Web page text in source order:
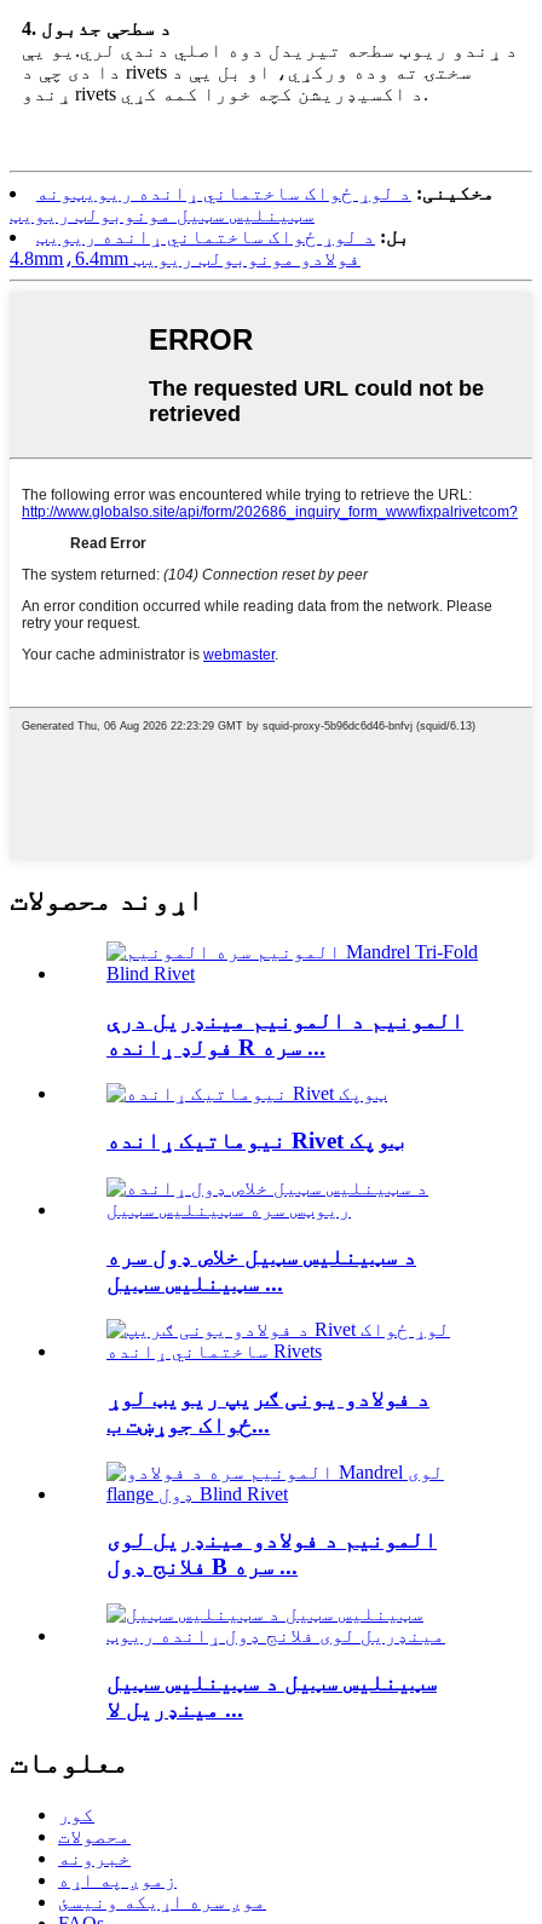
4. د سطحې جذبول
د ړندو ریوټ سطحه تیریدل دوه اصلي دندې لري.یو یې
دا دی چې د rivets سختۍ ته وده ورکړي، او بل یې د
ړندو rivets د اکسیډریشن کچه خورا کمه کړي.
مخکینی: د لوړ ځواک ساختماني ړانده ریویټونه
سټینلیس سټیل مونوبولټ ریویټ
بل: د لوړ ځواک ساختماني ړانده ریویټ
4.8mm،6.4mm فولادو مونوبولټ ریویټ
اړوند محصولات
المونیم د المونیم مینډریل درې
فولډ ړانده R سره ...
نیوماتیک ړانده Rivet ټوپک
د سټینلیس سټیل خلاص ډول سره
سټینلیس سټیل ...
د فولادو یونی ګریپ ریویټ لوړ
ځواک جوړښت ب...
المونیم د فولادو مینډریل لوی
فلانج ډول B سره ...
سټینلیس سټیل د سټینلیس سټیل
مینډریل لا ...
معلومات
کور
محصولات
خبرونه
زموږ په اړه
موږ سره اړیکه ونیسئ